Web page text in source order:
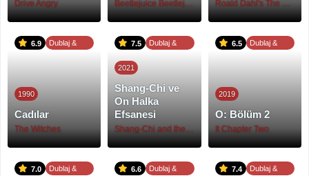
Drive Angry
6.9
Dublaj &
1990
Cadılar
The Witches
7.5
Dublaj &
2021
Shang-Chi ve
On Halka
Efsanesi
Shang-Chi and the Legend of the Ten Rings
6.5
Dublaj &
2019
O: Bölüm 2
It Chapter Two
7.0
Dublaj &
6.6
Dublaj &
7.4
Dublaj &